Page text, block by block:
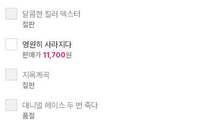
달콤한 킬러 덱스터
절판
영원히 사라지다
판매가 11,700원
지옥계곡
절판
대니얼 헤이스 두 번 죽다
품절